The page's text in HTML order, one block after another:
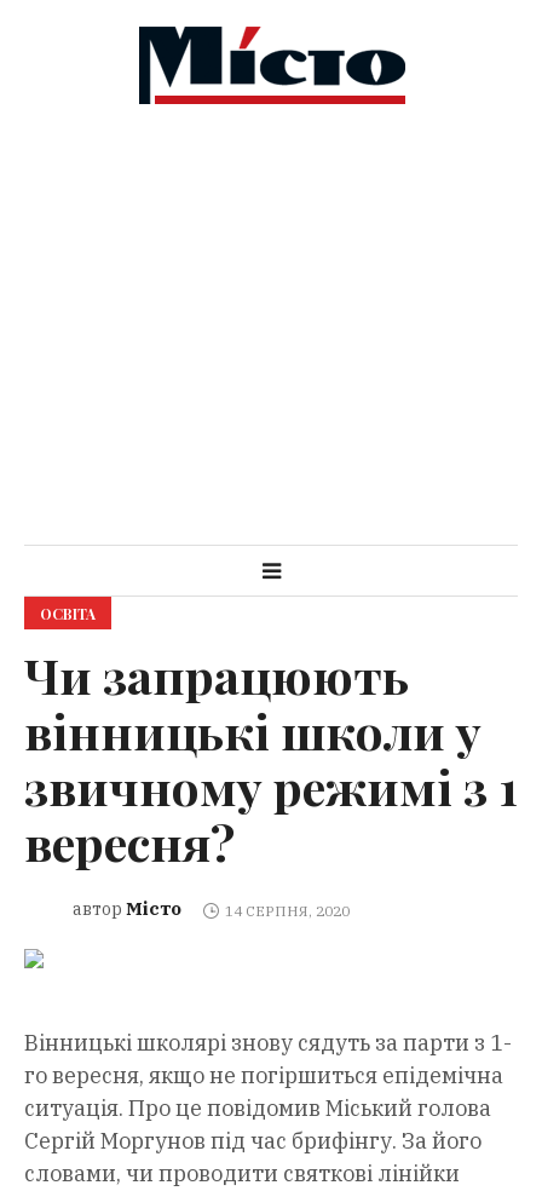
ОСВІТА
Чи запрацюють
вінницькі школи у
звичному режимі з 1
вересня?
автор Місто 14 СЕРПНЯ, 2020
Вінницькі школярі знову сядуть за парти з 1-
го вересня, якщо не погіршиться епідемічна
ситуація. Про це повідомив Міський голова
Сергій Моргунов під час брифінгу. За його
словами, чи проводити святкові лінійки